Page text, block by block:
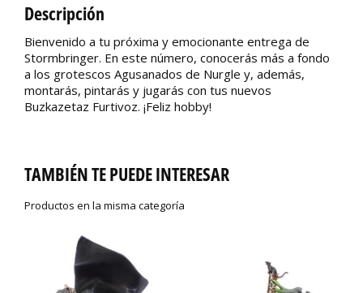
Descripción
Bienvenido a tu próxima y emocionante entrega de
Stormbringer. En este número, conocerás más a fondo
a los grotescos Agusanados de Nurgle y, además,
montarás, pintarás y jugarás con tus nuevos
Buzkazetaz Furtivoz. ¡Feliz hobby!
TAMBIÉN TE PUEDE INTERESAR
Productos en la misma categoría